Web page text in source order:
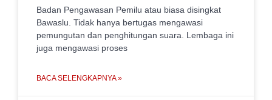
Badan Pengawasan Pemilu atau biasa disingkat
Bawaslu. Tidak hanya bertugas mengawasi
pemungutan dan penghitungan suara. Lembaga ini
juga mengawasi proses
BACA SELENGKAPNYA »